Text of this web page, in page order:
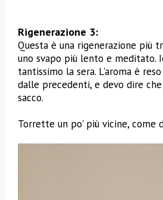
Rigenerazione 3:
Questa è una rigenerazione più
uno svapo più lento e meditato.
tantissimo la sera. L'aroma è
dalle precedenti, e devo dire
sacco.
Torrette un po' più vicine, come